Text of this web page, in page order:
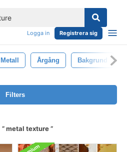
Logga in Registrera sig
Metall Årgång Bakgrund
Filters
metal texture